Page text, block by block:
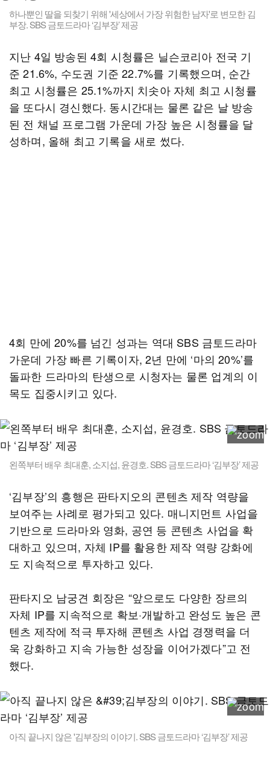
하나뿐인 딸을 되찾기 위해 '세상에서 가장 위험한 남자'로 변모한 김
부장. SBS 금토드라마 ‘김부장’ 제공
지난 4일 방송된 4회 시청률은 닐슨코리아 전국 기
준 21.6%, 수도권 기준 22.7%를 기록했으며, 순간
최고 시청률은 25.1%까지 치솟아 자체 최고 시청률
을 또다시 경신했다. 동시간대는 물론 같은 날 방송
된 전 채널 프로그램 가운데 가장 높은 시청률을 달
성하며, 올해 최고 기록을 새로 썼다.
4회 만에 20%를 넘긴 성과는 역대 SBS 금토드라마
가운데 가장 빠른 기록이자, 2년 만에 ‘마의 20%’를
돌파한 드라마의 탄생으로 시청자는 물론 업계의 이
목도 집중시키고 있다.
왼쪽부터 배우 최대훈, 소지섭, 윤경호. SBS 금토드라마 ‘김부장’ 제공
‘김부장’의 흥행은 판타지오의 콘텐츠 제작 역량을
보여주는 사례로 평가되고 있다. 매니지먼트 사업을
기반으로 드라마와 영화, 공연 등 콘텐츠 사업을 확
대하고 있으며, 자체 IP를 활용한 제작 역량 강화에
도 지속적으로 투자하고 있다.
판타지오 남궁견 회장은 “앞으로도 다양한 장르의
자체 IP를 지속적으로 확보·개발하고 완성도 높은 콘
텐츠 제작에 적극 투자해 콘텐츠 사업 경쟁력을 더
욱 강화하고 지속 가능한 성장을 이어가겠다”고 전
했다.
아직 끝나지 않은 '김부장의 이야기. SBS 금토드라마 ‘김부장’ 제공